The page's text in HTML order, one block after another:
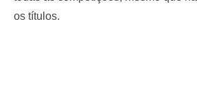
os títulos.